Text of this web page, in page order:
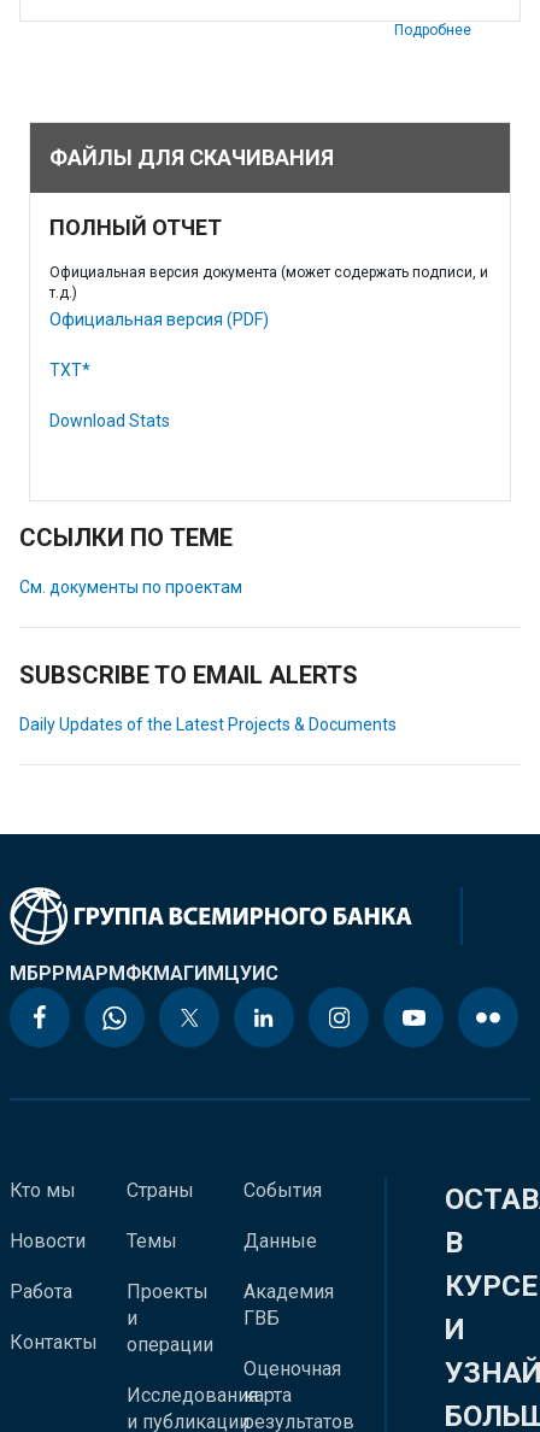
Подробнее
ФАЙЛЫ ДЛЯ СКАЧИВАНИЯ
ПОЛНЫЙ ОТЧЕТ
Официальная версия документа (может содержать подписи, и
т.д.)
Официальная версия (PDF)
TXT*
Download Stats
ССЫЛКИ ПО ТЕМЕ
См. документы по проектам
SUBSCRIBE TO EMAIL ALERTS
Daily Updates of the Latest Projects & Documents
МБРРМАРМФКМАГИМЦУИС
Кто мы
Новости
Работа
Контакты
Страны
Темы
Проекты
и
операции
Исследования
и публикации
События
Данные
Академия
ГВБ
Оценочная
карта
результатов
В
КУРСЕ
И